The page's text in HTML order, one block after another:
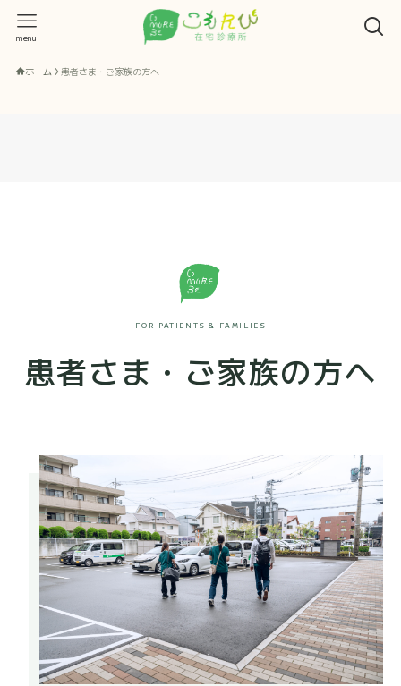
menu
ホーム 患者さま・ご家族の方へ
FOR PATIENTS & FAMILIES
患者さま・ご家族の方へ